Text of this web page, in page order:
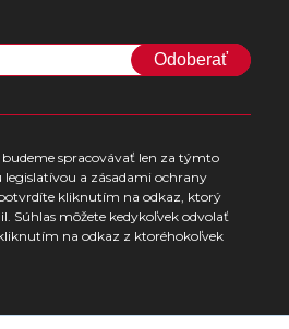
Odoberať
budeme spracovávať len za týmto
legislatívou a zásadami ochrany
kliknutím na odkaz, ktorý
Súhlas môžete kedykoľvek odvolať
na odkaz z ktoréhokoľvek